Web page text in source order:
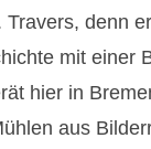
Travers, denn
mit einer
hier in
aus